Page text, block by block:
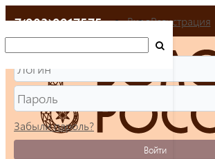
+7(903)9917575 ВходРегистрация
Забыли пароль?
Войти